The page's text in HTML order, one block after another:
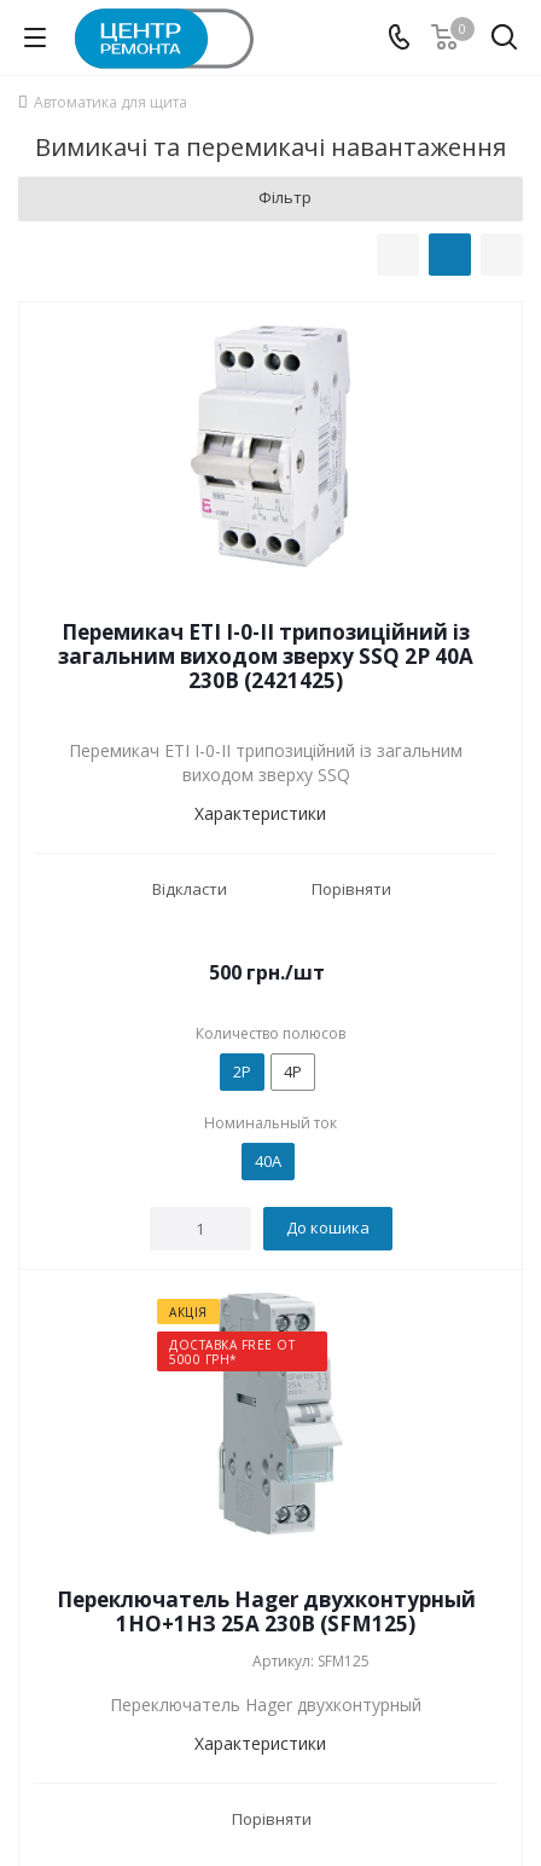
0
Автоматика для щита
Вимикачі та перемикачі навантаження
Фільтр
Перемикач ETI I-0-II трипозиційний із
загальним виходом зверху SSQ 2P 40А
230В (2421425)
Перемикач ETI I-0-II трипозиційний із загальним
виходом зверху SSQ
Характеристики
Відкласти Порівняти
500грн./шт
Количество полюсов
2P 4P
Номинальный ток
40А
До кошика
АКЦІЯ
ДОСТАВКА FREE ОТ
5000 ГРН*
Переключатель Hager двухконтурный
1НО+1НЗ 25А 230В (SFM125)
Артикул: SFM125
Переключатель Hager двухконтурный
Характеристики
Порівняти